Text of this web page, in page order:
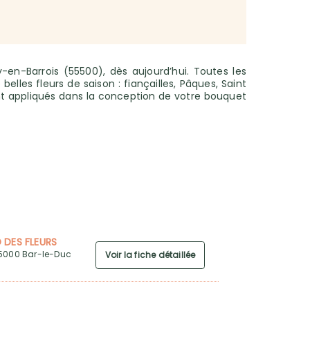
Barrois (55500), dès aujourd’hui. Toutes les
fleurs de saison : fiançailles, Pâques, Saint
appliqués dans la conception de votre bouquet
FLEURS
Bar-le-Duc Voir la fiche détaillée